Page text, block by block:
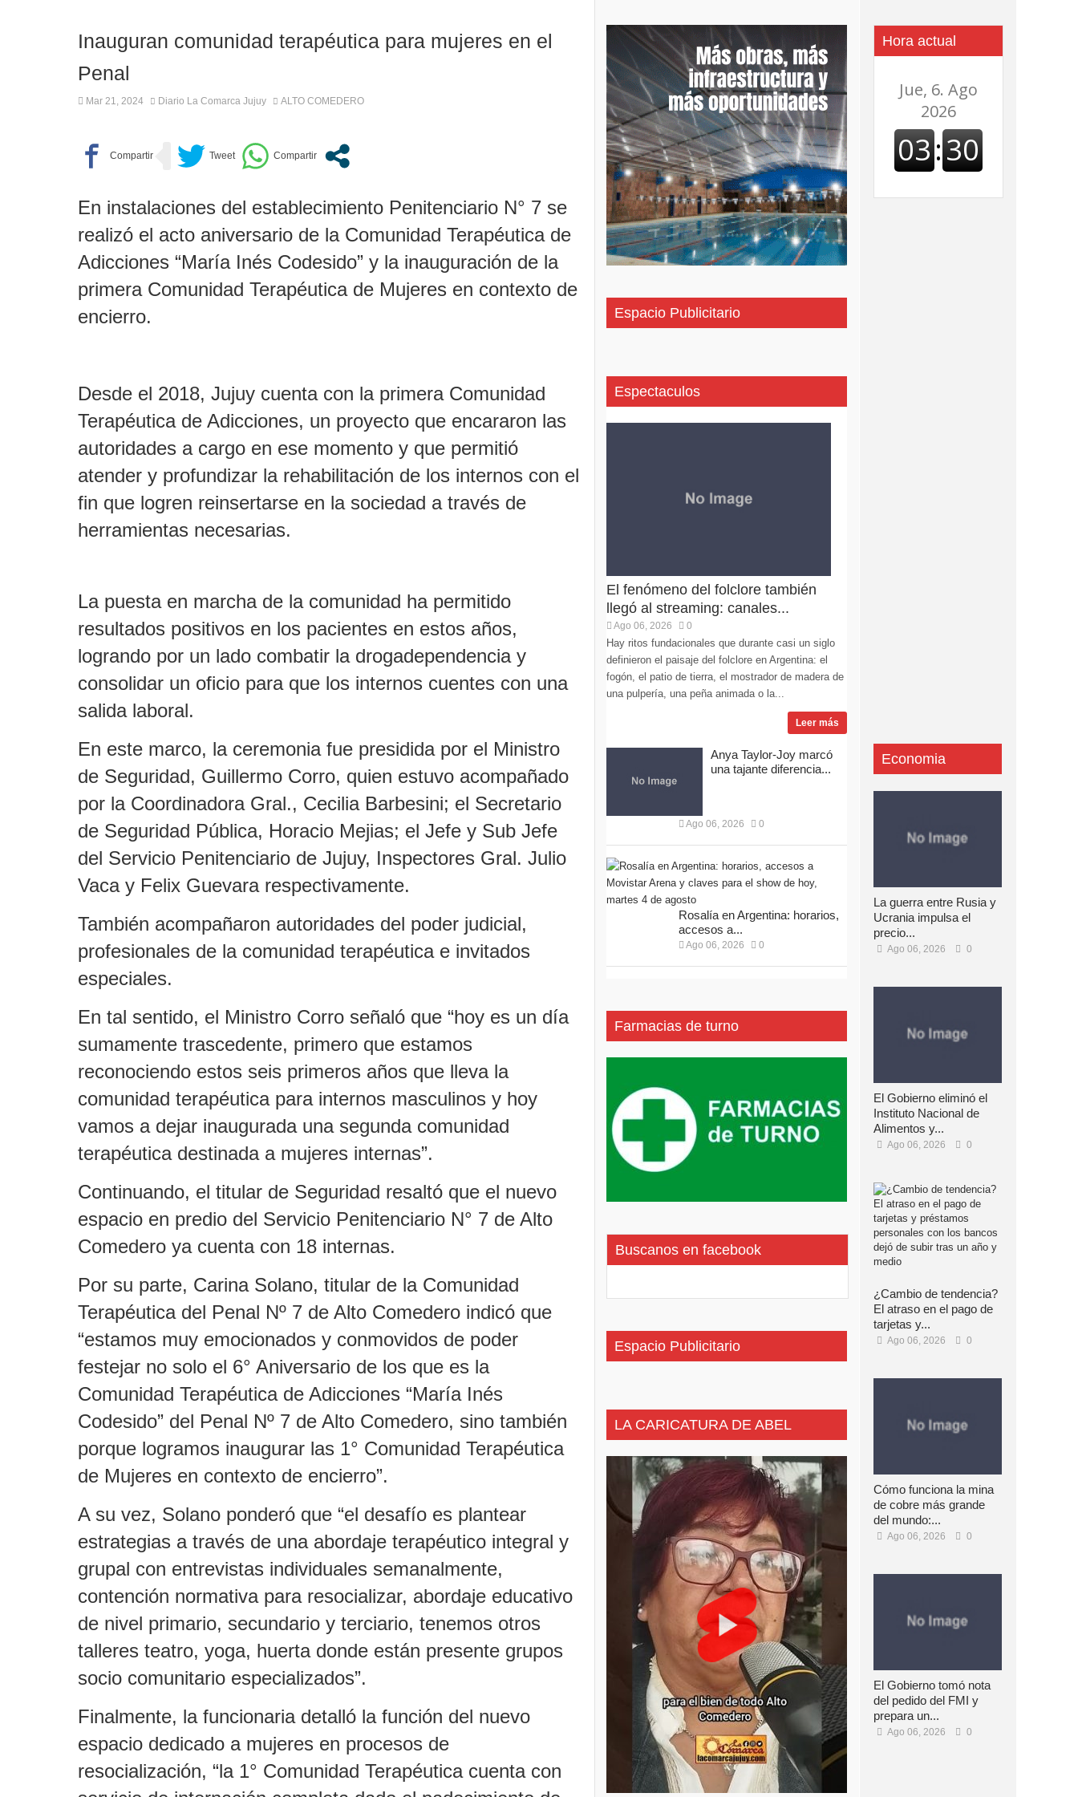
Inauguran comunidad terapéutica para mujeres en el
Penal
Mar 21, 2024 Diario La Comarca Jujuy ALTO COMEDERO
En instalaciones del establecimiento Penitenciario N° 7 se
realizó el acto aniversario de la Comunidad Terapéutica de
Adicciones “María Inés Codesido” y la inauguración de la
primera Comunidad Terapéutica de Mujeres en contexto de
encierro.
Desde el 2018, Jujuy cuenta con la primera Comunidad
Terapéutica de Adicciones, un proyecto que encararon las
autoridades a cargo en ese momento y que permitió
atender y profundizar la rehabilitación de los internos con el
fin que logren reinsertarse en la sociedad a través de
herramientas necesarias.
La puesta en marcha de la comunidad ha permitido
resultados positivos en los pacientes en estos años,
logrando por un lado combatir la drogadependencia y
consolidar un oficio para que los internos cuentes con una
salida laboral.
En este marco, la ceremonia fue presidida por el Ministro
de Seguridad, Guillermo Corro, quien estuvo acompañado
por la Coordinadora Gral., Cecilia Barbesini; el Secretario
de Seguridad Pública, Horacio Mejias; el Jefe y Sub Jefe
del Servicio Penitenciario de Jujuy, Inspectores Gral. Julio
Vaca y Felix Guevara respectivamente.
También acompañaron autoridades del poder judicial,
profesionales de la comunidad terapéutica e invitados
especiales.
En tal sentido, el Ministro Corro señaló que “hoy es un día
sumamente trascedente, primero que estamos
reconociendo estos seis primeros años que lleva la
comunidad terapéutica para internos masculinos y hoy
vamos a dejar inaugurada una segunda comunidad
terapéutica destinada a mujeres internas”.
Continuando, el titular de Seguridad resaltó que el nuevo
espacio en predio del Servicio Penitenciario N° 7 de Alto
Comedero ya cuenta con 18 internas.
Por su parte, Carina Solano, titular de la Comunidad
Terapéutica del Penal Nº 7 de Alto Comedero indicó que
“estamos muy emocionados y conmovidos de poder
festejar no solo el 6° Aniversario de los que es la
Comunidad Terapéutica de Adicciones “María Inés
Codesido” del Penal Nº 7 de Alto Comedero, sino también
porque logramos inaugurar las 1° Comunidad Terapéutica
de Mujeres en contexto de encierro”.
A su vez, Solano ponderó que “el desafío es plantear
estrategias a través de una abordaje terapéutico integral y
grupal con entrevistas individuales semanalmente,
contención normativa para resocializar, abordaje educativo
de nivel primario, secundario y terciario, tenemos otros
talleres teatro, yoga, huerta donde están presente grupos
socio comunitario especializados”.
Finalmente, la funcionaria detalló la función del nuevo
espacio dedicado a mujeres en procesos de
resocialización, “la 1° Comunidad Terapéutica cuenta con
Espacio Publicitario
Espectaculos
El fenómeno del folclore también
llegó al streaming: canales...
Ago 06, 2026 0
Hay ritos fundacionales que durante casi un siglo
definieron el paisaje del folclore en Argentina: el
fogón, el patio de tierra, el mostrador de madera de
una pulpería, una peña animada o la...
Leer más
Anya Taylor-Joy marcó
una tajante diferencia...
Ago 06, 2026 0
Rosalía en Argentina: horarios,
accesos a...
Ago 06, 2026 0
Farmacias de turno
Buscanos en facebook
Espacio Publicitario
LA CARICATURA DE ABEL
Hora actual
Economia
La guerra entre Rusia y
Ucrania impulsa el
precio...
Ago 06, 2026 0
El Gobierno eliminó el
Instituto Nacional de
Alimentos y...
Ago 06, 2026 0
¿Cambio de tendencia?
El atraso en el pago de
tarjetas y...
Ago 06, 2026 0
Cómo funciona la mina
de cobre más grande
del mundo:...
Ago 06, 2026 0
El Gobierno tomó nota
del pedido del FMI y
prepara un...
Ago 06, 2026 0